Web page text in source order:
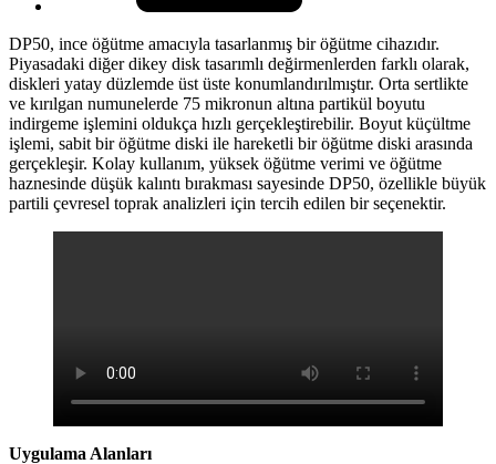
DP50, ince öğütme amacıyla tasarlanmış bir öğütme cihazıdır.
Piyasadaki diğer dikey disk tasarımlı değirmenlerden farklı olarak,
diskleri yatay düzlemde üst üste konumlandırılmıştır. Orta sertlikte
ve kırılgan numunelerde 75 mikronun altına partikül boyutu
indirgeme işlemini oldukça hızlı gerçekleştirebilir. Boyut küçültme
işlemi, sabit bir öğütme diski ile hareketli bir öğütme diski arasında
gerçekleşir. Kolay kullanım, yüksek öğütme verimi ve öğütme
haznesinde düşük kalıntı bırakması sayesinde DP50, özellikle büyük
partili çevresel toprak analizleri için tercih edilen bir seçenektir.
Uygulama Alanları